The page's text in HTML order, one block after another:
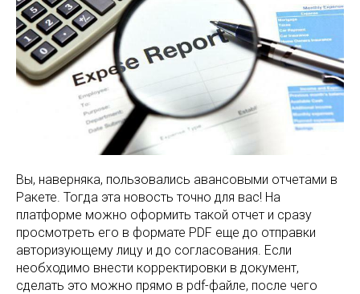
Вы, наверняка, пользовались авансовыми отчетами в
Ракете. Тогда эта новость точно для вас! На
платформе можно оформить такой отчет и сразу
просмотреть его в формате PDF еще до отправки
авторизующему лицу и до согласования. Если
необходимо внести корректировки в документ,
сделать это можно прямо в pdf-файле, после чего